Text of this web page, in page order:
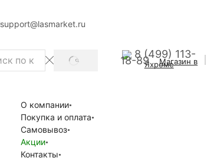
support@lasmarket.ru
SEARCH
8 (499) 113-
18-89 Магазин в
Яхроме
О компании
Покупка и оплата
Самовывоз
Акции
Контакты